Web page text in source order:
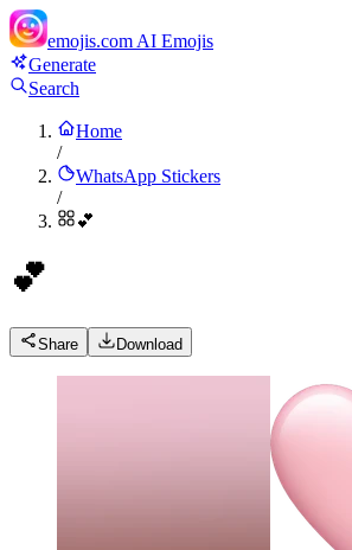
emojis.com AI Emojis
Generate
Search
Home
/
WhatsApp Stickers
/
💕
💕
Share Download